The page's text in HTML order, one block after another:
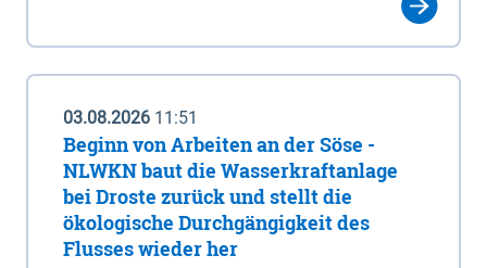
03.08.2026 11:51
Beginn von Arbeiten an der Söse -
NLWKN baut die Wasserkraftanlage
bei Droste zurück und stellt die
ökologische Durchgängigkeit des
Flusses wieder her